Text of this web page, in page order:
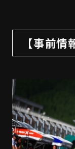
【事前情